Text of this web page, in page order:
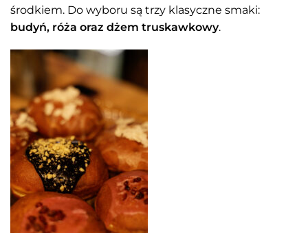
środkiem. Do wyboru są trzy klasyczne smaki:
budyń, róża oraz dżem truskawkowy.